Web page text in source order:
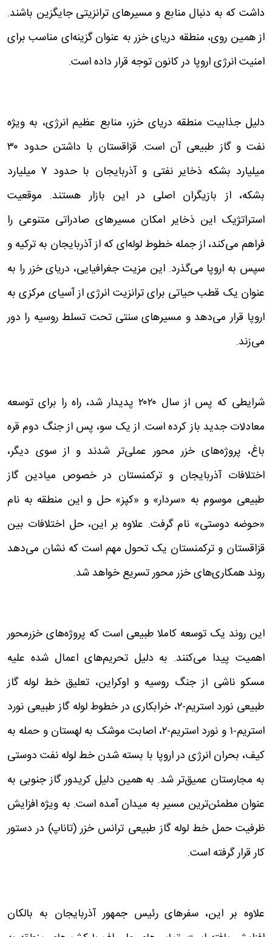
داشت که به دنبال منابع و مسیرهای ترانزیتی جایگزین باشند.
از همین روی، منطقه دریای خزر به عنوان گزینه‌ای مناسب برای
امنیت انرژی اروپا در کانون توجه قرار داده است.
دلیل جذابیت منطقه دریای خزر، منابع عظیم انرژی، به ویژه
نفت و گاز طبیعی آن است. قزاقستان با داشتن حدود ۳۰
میلیارد بشکه ذخایر نفتی و آذربایجان با حدود ۷ میلیارد
بشکه، از بازیگران اصلی در این بازار هستند. موقعیت
استراتژیک این ذخایر امکان مسیرهای صادراتی متنوعی را
فراهم می‌کند، از جمله خطوط لوله‌ای که از آذربایجان به ترکیه و
سپس به اروپا می‌گذرد. این مزیت جغرافیایی، دریای خزر را به
عنوان یک قطب حیاتی برای ترانزیت انرژی از آسیای مرکزی به
اروپا قرار می‌دهد و مسیرهای سنتی تحت تسلط روسیه را دور
می‌زند.
شرایطی که پس از سال ۲۰۲۰ پدیدار شد، راه را برای توسعه
معادلات جدید باز کرده است. از یک سو، پس از جنگ دوم قره
باغ، پروژه‌های خزر محور عملی‌تر شدند و از سوی دیگر،
اختلافات آذربایجان و ترکمنستان در خصوص میادین گاز
طبیعی موسوم به «سردار» و «کپز» حل و این منطقه به نام
«حوضه دوستی» نام گرفت. علاوه بر این، حل اختلافات بین
قزاقستان و ترکمنستان یک تحول مهم است که نشان می‌دهد
روند همکاری‌های خزر محور تسریع خواهد شد.
این روند یک توسعه کاملا طبیعی است که پروژه‌های خزرمحور
اهمیت پیدا می‌کنند. به دلیل تحریم‌های اعمال شده علیه
مسکو‌ ناشی از جنگ روسیه و اوکراین، تعلیق خط لوله گاز
طبیعی نورد استریم-۲، خرابکاری در خطوط لوله گاز طبیعی نورد
استریم-۱ و نورد استریم-۲، اصابت موشک به لهستان و حمله به
کیف، بحران انرژی در اروپا با بسته شدن خط لوله نفت دوستی
به مجارستان عمیق‌تر شد. به همین دلیل کریدور گاز جنوبی به
عنوان مطمئن‌ترین مسیر به میدان آمده است. به ویژه افزایش
ظرفیت حمل خط لوله گاز طبیعی ترانس خزر (تاناپ) در دستور
کار قرار گرفته است.
علاوه بر این، سفرهای رئیس جمهور آذربایجان به بالکان